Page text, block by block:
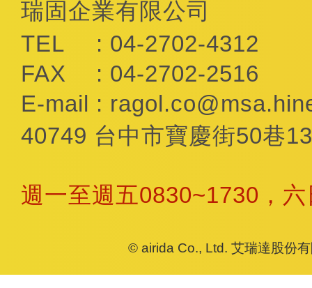
瑞固企業有限公司
TEL
: 04-2702-4312
FAX
: 04-2702-2516
E-mail :
40749 台中市寶慶街50巷
週一至週五0830~1730，
© airida Co., Ltd. 艾瑞達股份